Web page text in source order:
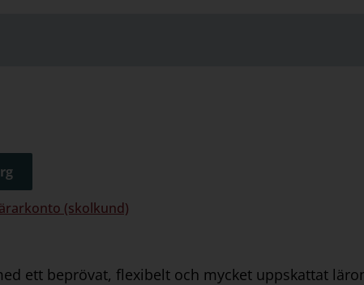
(skolkund)
ett beprövat, flexibelt och mycket uppskattat